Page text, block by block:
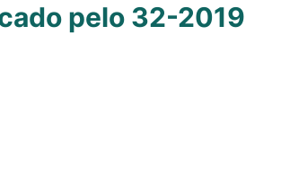
pelo 32-2019